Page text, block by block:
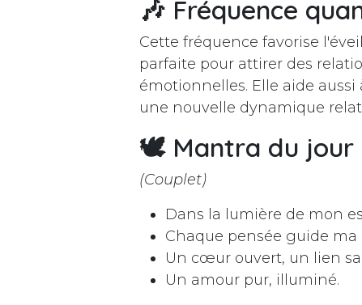
🎶 Fréquence
Cette fréquence favorise
parfaite pour attirer des
émotionnelles. Elle aide
une nouvelle dynamique
🕊 Mantra du jour
(Couplet)
Dans la lumière de mon
Chaque pensée guide ma
Un cœur ouvert, un lien
Un amour pur, illuminé.